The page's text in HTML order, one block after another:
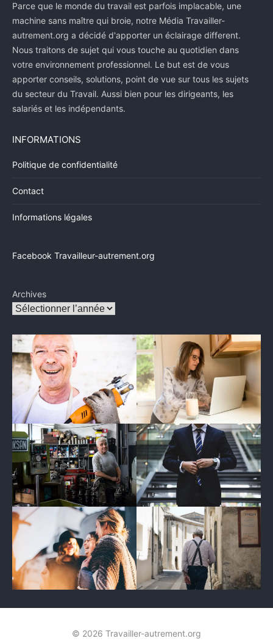
Parce que le monde du travail est parfois implacable, une
machine sans maître qui broie, notre Média Travailler-
autrement.org a décidé d'apporter un éclairage different.
Nous traitons de sujet qui vous touche au quotidien dans
votre environnement professionnel. Le but est de vous
apporter conseils, solutions, point de vue sur tous les sujets
du secteur du Travail. Aussi bien pour les dirigeants, les
salariés et les indépendants.
INFORMATIONS
Politique de confidentialité
Contact
Informations légales
Facebook Travailleur-autrement.org
Archives
© 2026 Travailler-autrement.org